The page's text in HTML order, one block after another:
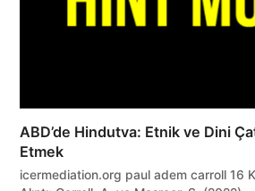
ABD’de Hindutva: Etnik ve Dini
Etmek
icermediation.org paul adem carroll 16